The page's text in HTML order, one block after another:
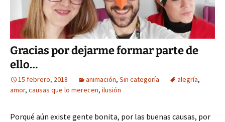
Gracias por dejarme formar parte de
ello…
15 febrero, 2018 animación, Sin categoría alegría,
amor, causas que lo merecen, ilusión
Porqué aún existe gente bonita, por las buenas causas, por